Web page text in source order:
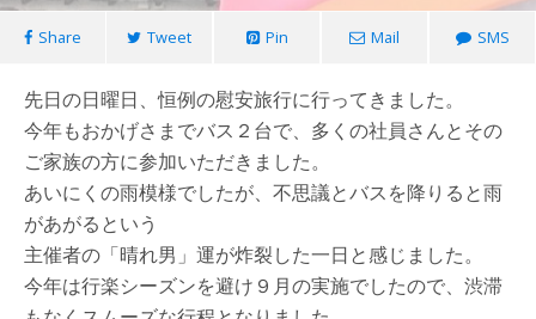
Share Tweet Pin Mail SMS
先日の日曜日、恒例の慰安旅行に行ってきました。
今年もおかげさまでバス２台で、多くの社員さんとその
ご家族の方に参加いただきました。
あいにくの雨模様でしたが、不思議とバスを降りると雨
があがるという
主催者の「晴れ男」運が炸裂した一日と感じました。
今年は行楽シーズンを避け９月の実施でしたので、渋滞